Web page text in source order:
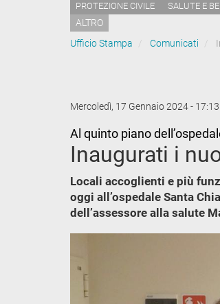
PROTEZIONE CIVILE
SALUTE E
ALTRO
Ufficio Stampa
Comunicati
Mercoledì, 17 Gennaio 2024 - 17:13
Al quinto piano
Inaugurati i
Locali accoglienti e più
oggi all’ospedale Santa
dell’assessore alla salute